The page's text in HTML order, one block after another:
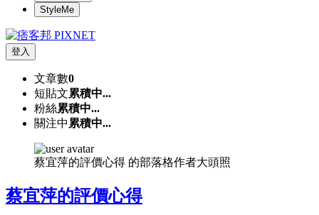
StyleMe
登入
文章數0
短貼文累積中...
粉絲累積中...
關注中 累積中...
蔡宜萍的評價心得 的部落格作者大頭照
蔡宜萍的評價心得